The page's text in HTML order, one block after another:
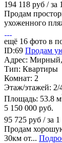
194 118 руб / за
Продам
ухоженного
ещё 16 фото в
ID:69 Продам
Адрес: Мирный,
Тип: Квартиры
Комнат: 2
Этаж/этажей: 2/
Площадь: 53.8 м
5 150 000 руб.
95 725 руб / за
Продам
30км от...